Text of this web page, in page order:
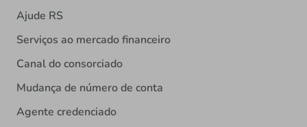
Ajude RS
Serviços ao mercado financeiro
Canal do consorciado
Mudança de número de conta
Agente credenciado